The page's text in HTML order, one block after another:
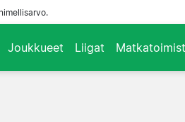
Joukkueet Liigat